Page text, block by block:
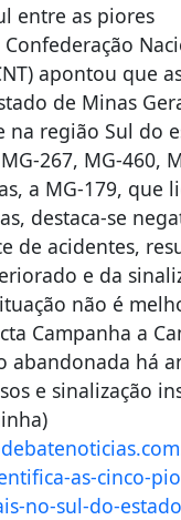
entre as piores
apontou que
de Minas
na região Sul do
267, MG-460,
a MG-179, que
destaca-se
de acidentes,
e da
não é
Campanha a
abandonada há
e sinalização
as-cinco-
no-sul-do-estado